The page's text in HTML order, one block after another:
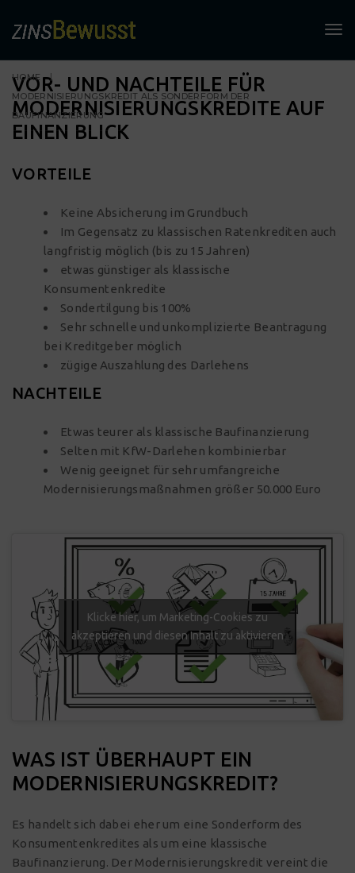
HOME
MODERNISIERUNGSKREDIT ALS SONDERFORM DER
BAUFINANZIERUNG
VOR- UND NACHTEILE FÜR
MODERNISIERUNGSKREDITE AUF
EINEN BLICK
VORTEILE
Keine Absicherung im Grundbuch
Im Gegensatz zu klassischen Ratenkrediten auch
langfristig möglich (bis zu 15 Jahren)
etwas günstiger als klassische
Konsumentenkredite
Sondertilgung bis 100%
Sehr schnelle und unkomplizierte Beantragung
bei Kreditgeber möglich
zügige Auszahlung des Darlehens
NACHTEILE
Etwas teurer als klassische Baufinanzierung
Selten mit KfW-Darlehen kombinierbar
Wenig geeignet für sehr umfangreiche
Modernisierungsmaßnahmen größer 50.000 Euro
Klicke hier, um Marketing-Cookies zu
akzeptieren und diesen Inhalt zu aktivieren
WAS IST ÜBERHAUPT EIN
MODERNISIERUNGSKREDIT?
Es handelt sich dabei eher um eine Sonderform des
Konsumentenkredites als um eine klassische
Baufinanzierung. Der Modernisierungskredit vereint die